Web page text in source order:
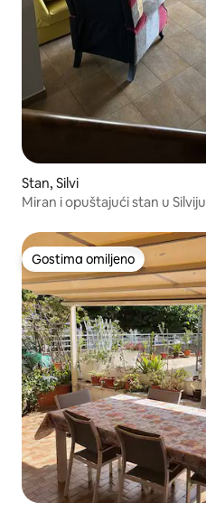
Stan, Silvi
Miran i opuštajući stan u Silviju
Gostima omiljeno
Gostima omiljeno